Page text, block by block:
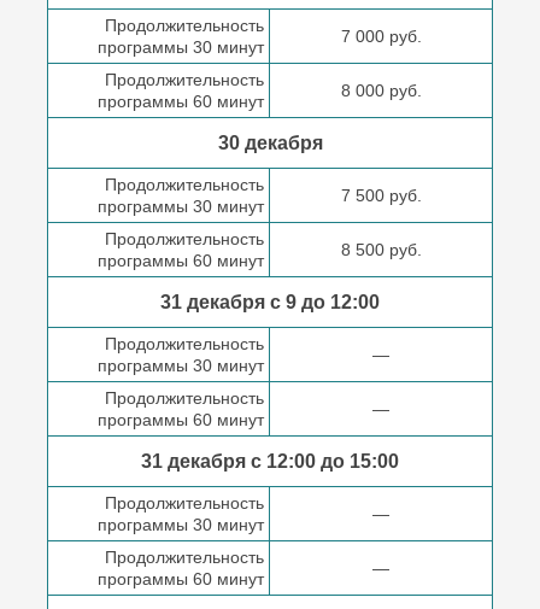
Продолжительность
программы 30 минут
7 000 руб.
Продолжительность
программы 60 минут
8 000 руб.
30 декабря
Продолжительность
программы 30 минут
7 500 руб.
Продолжительность
программы 60 минут
8 500 руб.
31 декабря с 9 до 12:00
Продолжительность
программы 30 минут
—
Продолжительность
программы 60 минут
—
31 декабря с 12:00 до 15:00
Продолжительность
программы 30 минут
—
Продолжительность
программы 60 минут
—